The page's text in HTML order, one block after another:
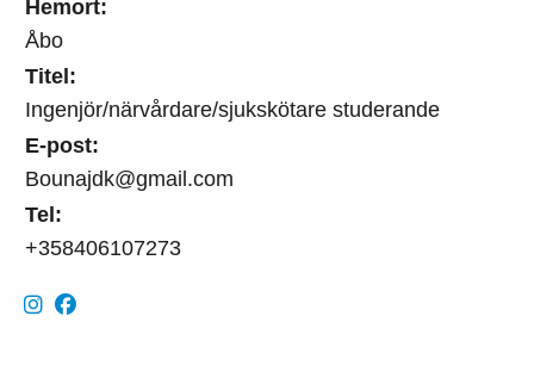
Hemort:
Åbo
Titel:
Ingenjör/närvårdare/sjukskötare studerande
E-post:
Bounajdk@gmail.com
Tel:
+358406107273